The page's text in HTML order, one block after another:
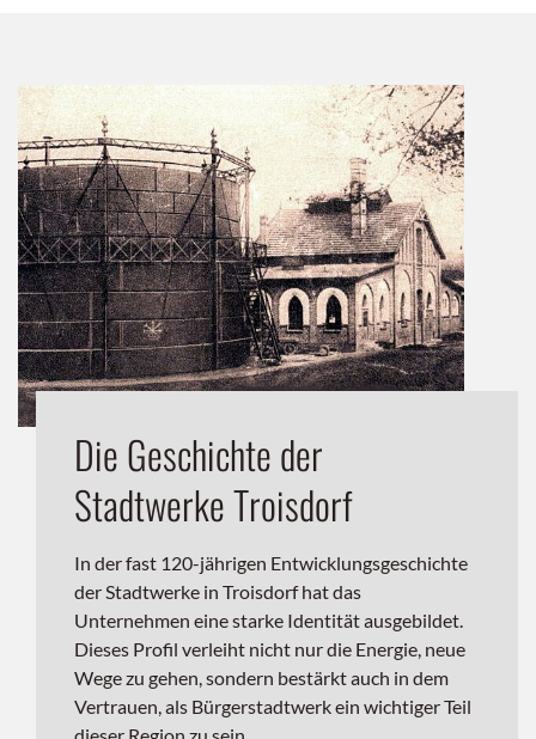
Die Geschichte der
Stadtwerke Troisdorf
In der fast 120-jährigen Entwicklungsgeschichte
der Stadtwerke in Troisdorf hat das
Unternehmen eine starke Identität ausgebildet.
Dieses Profil verleiht nicht nur die Energie, neue
Wege zu gehen, sondern bestärkt auch in dem
Vertrauen, als Bürgerstadtwerk ein wichtiger Teil
dieser Region zu sein.